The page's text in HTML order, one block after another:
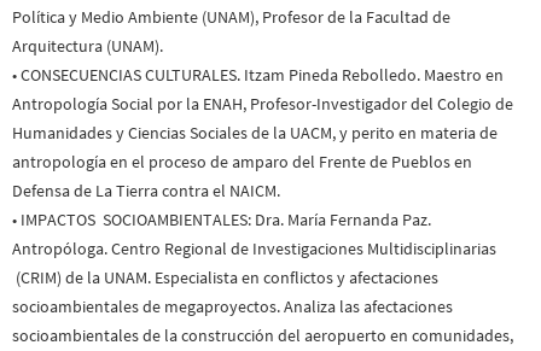
Política y Medio Ambiente (UNAM), Profesor de la Facultad de
Arquitectura (UNAM).
•CONSECUENCIAS CULTURALES. Itzam Pineda Rebolledo. Maestro en
Antropología Social por la ENAH, Profesor-Investigador del Colegio de
Humanidades y Ciencias Sociales de la UACM, y perito en materia de
antropología en el proceso de amparo del Frente de Pueblos en
Defensa de La Tierra contra el NAICM.
• IMPACTOS SOCIOAMBIENTALES: Dra. María Fernanda Paz.
Antropóloga. Centro Regional de Investigaciones Multidisciplinarias
(CRIM) de la UNAM. Especialista en conflictos y afectaciones
socioambientales de megaproyectos. Analiza las afectaciones
socioambientales de la construcción del aeropuerto en comunidades,